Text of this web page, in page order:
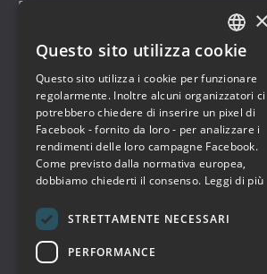
Discoteche
Food &
Formazione
Meeting,
Musica, Eventi Live, Club
Salute &
Sport & Motori
Biglietteria SIAE
Archivio
Informativa sulla Privacy
Condizioni di utilizzo
Help
FAQ Utenti
FAQ
ITALIAN
ENGLISH
×
Questo sito utilizza cookie
Questo sito utilizza i cookie per funzionare
regolarmente. Inoltre alcuni organizzatori ci
potrebbero chiedere di inserire un pixel di
Facebook - fornito da loro - per analizzare i
rendimenti delle loro campagne Facebook.
Come previsto dalla normativa europea,
dobbiamo chiederti il consenso. Leggi di più
STRETTAMENTE NECESSARI
PERFORMANCE